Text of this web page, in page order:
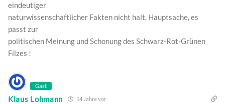
eindeutiger
naturwissenschaftlicher Fakten nicht halt, Hauptsache, es
passt zur
politischen Meinung und Schonung des Schwarz-Rot-Grünen
Filzes !
Gast
Klaus Lohmann 14 Jahre vor